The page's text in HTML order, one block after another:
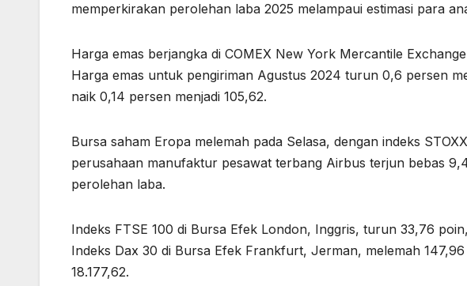
memperkirakan perolehan laba 2025 melampaui estimasi para
Harga emas berjangka di COMEX New York Mercantile
Harga emas untuk pengiriman Agustus 2024 turun 0,6 persen
naik 0,14 persen menjadi 105,62.
Bursa saham Eropa melemah pada Selasa, dengan indeks
perusahaan manufaktur pesawat terbang Airbus terjun bebas
perolehan laba.
Indeks FTSE 100 di Bursa Efek London, Inggris, turun 33,76
Indeks Dax 30 di Bursa Efek Frankfurt, Jerman, melemah
18.177,62.